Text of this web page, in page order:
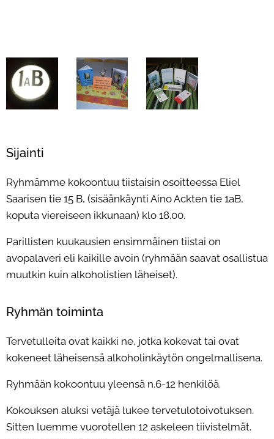
Sijainti
Ryhmämme kokoontuu tiistaisin osoitteessa Eliel
Saarisen tie 15 B, (sisäänkäynti Aino Ackten tie 1aB,
koputa viereiseen ikkunaan) klo 18.00.
Parillisten kuukausien ensimmäinen tiistai on
avopalaveri eli kaikille avoin (ryhmään saavat osallistua
muutkin kuin alkoholistien läheiset).
Ryhmän toiminta
Tervetulleita ovat kaikki ne, jotka kokevat tai ovat
kokeneet läheisensä alkoholinkäytön ongelmallisena.
Ryhmään kokoontuu yleensä n.6-12 henkilöä.
Kokouksen aluksi vetäjä lukee tervetulotoivotuksen.
Sitten luemme vuorotellen 12 askeleen tiivistelmät.